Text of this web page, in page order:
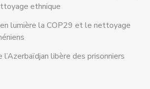
ethnique
lumière la COP29 et le nettoyage
l’Azerbaïdjan libère des prisonniers